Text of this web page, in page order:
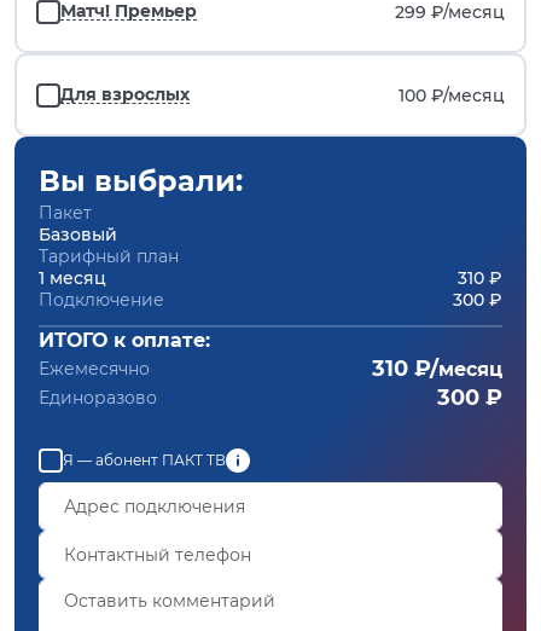
Матч! Премьер 299 ₽/месяц
Для взрослых 100 ₽/месяц
Вы выбрали:
Пакет
Базовый
Тарифный план
1 месяц
310 ₽
Подключение
300 ₽
ИТОГО к оплате:
Ежемесячно 310 ₽/месяц
Единоразово 300 ₽
Я — абонент ПАКТ ТВ